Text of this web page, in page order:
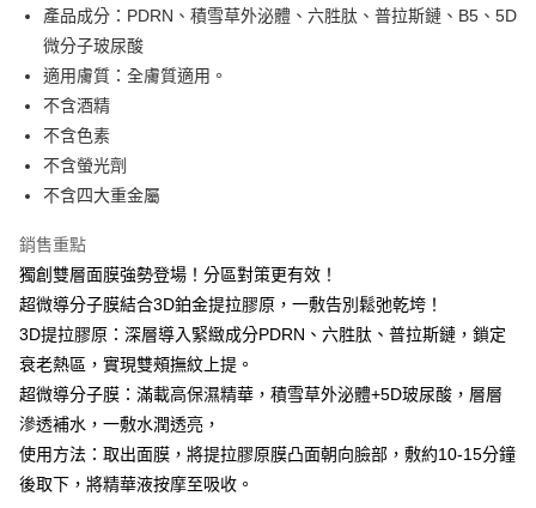
華南商業銀行
彰化商業銀行
上海商業儲蓄銀行
國泰世華商業銀行
臺灣中小企業銀行
匯豐（台灣）商業銀行
聯邦商業銀行
元大商業銀行
玉山商業銀行
台灣樂天信用卡公司
華南商業銀行
上海商業儲蓄銀行
國泰世華商業銀行
臺灣中小企業銀行
匯豐（台灣）商業銀行
聯邦商業銀行
元大商業銀行
玉山商業銀行
台灣樂天信用卡公司
超商取貨付款
LINE Pay
街口支付
ATM付款
全家取貨付款
每筆NT$70，滿NT$899(含以上)免運費
付款後全家取貨
7-11取貨付款
每筆NT$70，滿NT$899(含以上)免運費
產品成分：PDRN、積雪草外泌體、六胜肽、普拉斯鏈、B5、5D
微分子玻尿酸
適用膚質：全膚質適用。
不含酒精
不含色素
不含螢光劑
不含四大重金屬
銷售重點
獨創雙層面膜強勢登場！分區對策更有效！
超微導分子膜結合3D鉑金提拉膠原，一敷告別鬆弛乾垮！
3D提拉膠原：深層導入緊緻成分PDRN、六胜肽、普拉斯鏈，鎖定
衰老熱區，實現雙頰撫紋上提。
超微導分子膜：滿載高保濕精華，積雪草外泌體+5D玻尿酸，層層
滲透補水，一敷水潤透亮，
使用方法：取出面膜，將提拉膠原膜凸面朝向臉部，敷約10-15分鐘
後取下，將精華液按摩至吸收。